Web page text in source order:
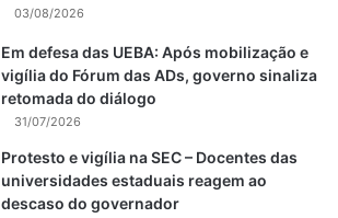
03/08/2026
Em defesa das UEBA: Após mobilização e
vigília do Fórum das ADs, governo sinaliza
retomada do diálogo
31/07/2026
Protesto e vigília na SEC – Docentes das
universidades estaduais reagem ao
descaso do governador